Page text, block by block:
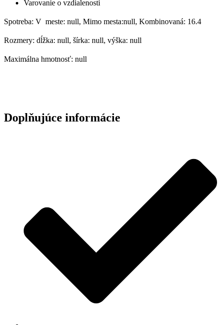
Varovanie o vzdialenosti
Spotreba: V meste: null, Mimo mesta:null, Kombinovaná: 16.4
Rozmery: dĺžka: null, šírka: null, výška: null
Maximálna hmotnosť: null
Doplňujúce informácie